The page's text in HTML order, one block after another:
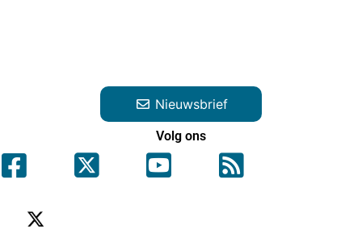
Nieuwsbrief
Volg ons